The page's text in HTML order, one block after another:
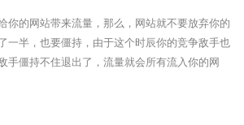
的网站带来流量，那么，网站就不要放弃你的
一半，也要僵持，由于这个时辰你的竞争敌手也
手僵持不住退出了，流量就会所有流入你的网